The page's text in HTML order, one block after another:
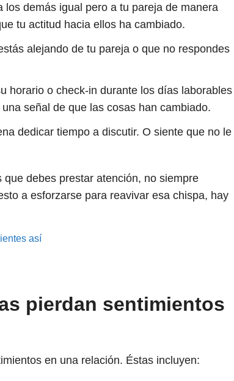
los demás igual pero a tu pareja de manera
tu actitud hacia ellos ha cambiado.
alejando de tu pareja o que no respondes
horario o check-in durante los días laborables
señal de que las cosas han cambiado.
dedicar tiempo a discutir. O siente que no le
debes prestar atención, no siempre
a esforzarse para reavivar esa chispa, hay
así
pierdan sentimientos
en una relación. Éstas incluyen: